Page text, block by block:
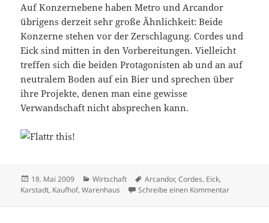
Auf Konzernebene haben Metro und Arcandor
übrigens derzeit sehr große Ähnlichkeit: Beide
Konzerne stehen vor der Zerschlagung. Cordes und
Eick sind mitten in den Vorbereitungen. Vielleicht
treffen sich die beiden Protagonisten ab und an auf
neutralem Boden auf ein Bier und sprechen über
ihre Projekte, denen man eine gewisse
Verwandschaft nicht absprechen kann.
Veröffentlicht
am
18. Mai 2009 Kategorien
Wirtschaft Schlagwörter
Arcandor,Cordes, Eick,
Karstadt, Kaufhof,Warenhaus Schreibe einen Kommentarzu Cordes‘